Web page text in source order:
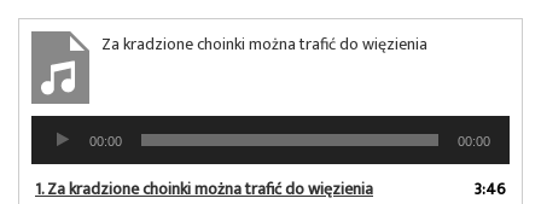
Za kradzione choinki można trafić do więzienia
Odtwarzacz
plików
dźwiękowych
00:00 00:00
1.Za kradzione choinki można trafić do więzienia 3:46